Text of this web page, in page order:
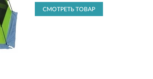
СМОТРЕТЬ ТОВАР